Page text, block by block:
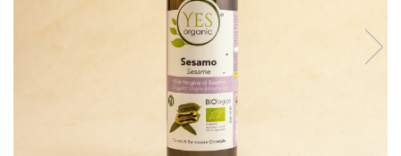
CREME ȘI PASTE TARTINABILE